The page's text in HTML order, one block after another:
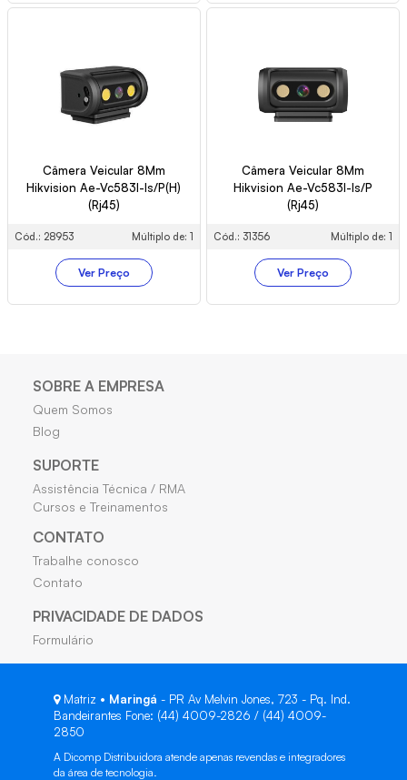
Câmera Veicular 8Mm
Hikvision Ae-Vc583I-Is/P(H)
(Rj45)
Cód.: 28953 Múltiplo de: 1
Ver Preço
Câmera Veicular 8Mm
Hikvision Ae-Vc583I-Is/P
(Rj45)
Cód.: 31356 Múltiplo de: 1
Ver Preço
SOBRE A EMPRESA
Quem Somos
Blog
SUPORTE
Assistência Técnica / RMA
Cursos e Treinamentos
CONTATO
Trabalhe conosco
Contato
PRIVACIDADE DE DADOS
Formulário
Matriz • Maringá - PR Av Melvin Jones, 723 - Pq. Ind.
Bandeirantes Fone: (44) 4009-2826 / (44) 4009-
2850
A Dicomp Distribuidora atende apenas revendas e integradores
da área de tecnologia.